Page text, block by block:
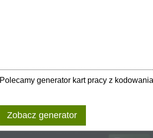
Polecamy generator kart pracy z kodowania
Zobacz generator